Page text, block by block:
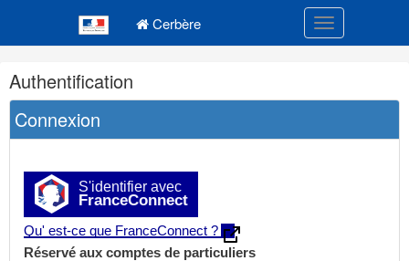
Cerbère Toggle
Navigation
et
outils
annexes
Authentification
Connexion
S'identifier avec
FranceConnect
Qu' est-ce que FranceConnect ?
Réservé aux comptes de particuliers